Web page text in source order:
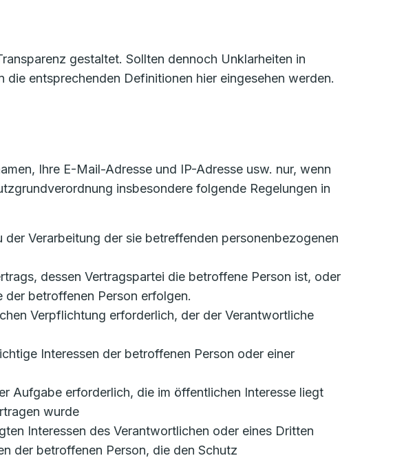
gestaltet. Sollten dennoch Unklarheiten in
entsprechenden Definitionen hier eingesehen werden.
Ihre E-Mail-Adresse und IP-Adresse usw. nur, wenn
insbesondere folgende Regelungen in
Verarbeitung der sie betreffenden personenbezogenen
dessen Vertragspartei die betroffene Person ist, oder
betroffenen Person erfolgen.
Verpflichtung erforderlich, der der Verantwortliche
Interessen der betroffenen Person oder einer
Aufgabe erforderlich, die im öffentlichen Interesse liegt
wurde
Interessen des Verantwortlichen oder eines Dritten
der betroffenen Person, die den Schutz